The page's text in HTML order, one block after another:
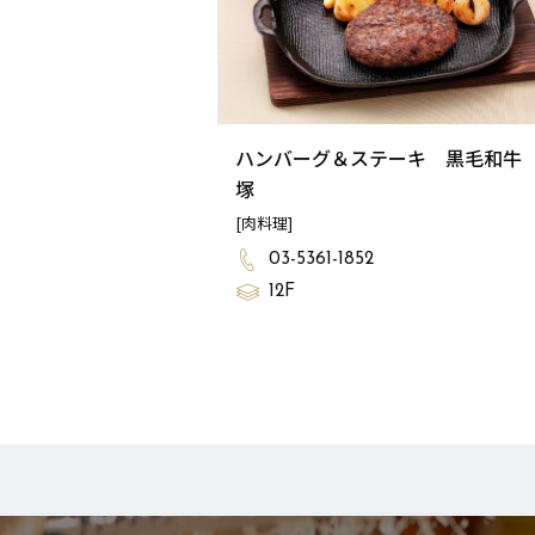
ハンバーグ＆ステーキ 黒毛和
塚
[肉料理]
03-5361-1852
12F